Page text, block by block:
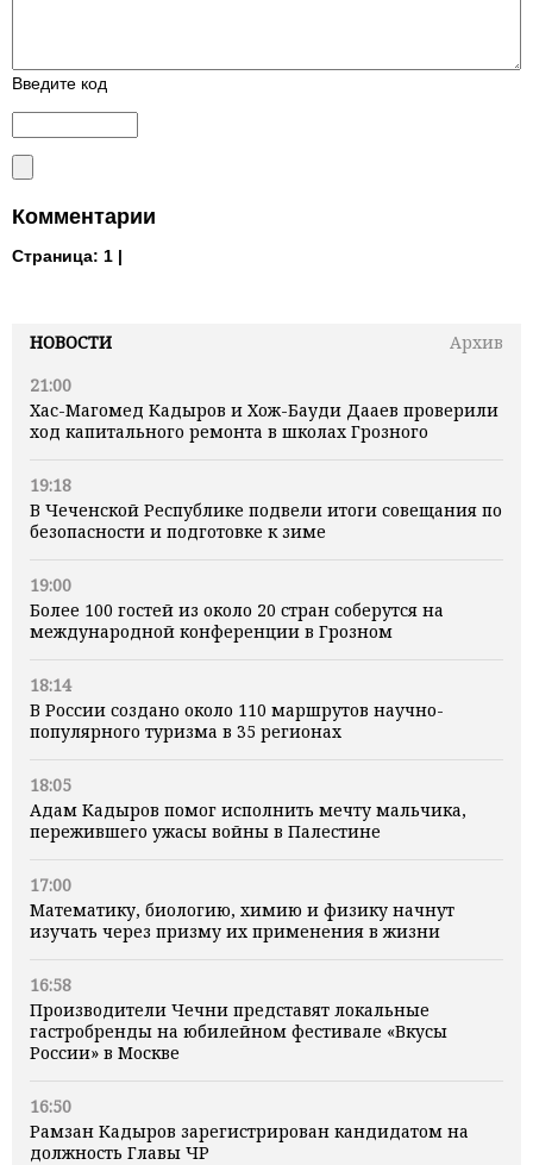
НОВОСТИ
Архив
21:00
Хас-Магомед Кадыров и Хож-Бауди Дааев проверили
ход капитального ремонта в школах Грозного
19:18
В Чеченской Республике подвели итоги совещания по
безопасности и подготовке к зиме
19:00
Более 100 гостей из около 20 стран соберутся на
международной конференции в Грозном
18:14
В России создано около 110 маршрутов научно-
популярного туризма в 35 регионах
18:05
Адам Кадыров помог исполнить мечту мальчика,
пережившего ужасы войны в Палестине
17:00
Математику, биологию, химию и физику начнут
изучать через призму их применения в жизни
16:58
Производители Чечни представят локальные
гастробренды на юбилейном фестивале «Вкусы
России» в Москве
16:50
Рамзан Кадыров зарегистрирован кандидатом на
должность Главы ЧР
Введите код
Комментарии
Страница: 1 |